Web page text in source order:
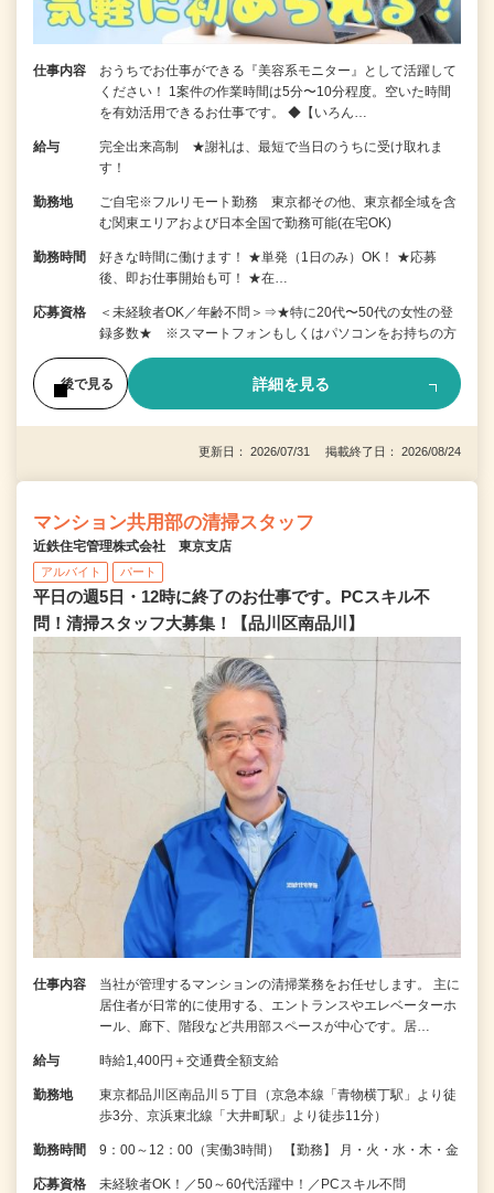
仕事内容
おうちでお仕事ができる『美容系モニター』として活躍して
ください！ 1案件の作業時間は5分〜10分程度。空いた時間
を有効活用できるお仕事です。 ◆【いろん…
給与
完全出来高制 ★謝礼は、最短で当日のうちに受け取れま
す！
勤務地
ご自宅※フルリモート勤務 東京都その他、東京都全域を含
む関東エリアおよび日本全国で勤務可能(在宅OK)
勤務時間
好きな時間に働けます！ ★単発（1日のみ）OK！ ★応募
後、即お仕事開始も可！ ★在…
応募資格
＜未経験者OK／年齢不問＞⇒★特に20代〜50代の女性の登
録多数★ ※スマートフォンもしくはパソコンをお持ちの方
後で見る 詳細を見る
更新日： 2026/07/31 掲載終了日： 2026/08/24
マンション共用部の清掃スタッフ
近鉄住宅管理株式会社 東京支店
アルバイト パート
平日の週5日・12時に終了のお仕事です。PCスキル不
問！清掃スタッフ大募集！【品川区南品川】
仕事内容
当社が管理するマンションの清掃業務をお任せします。 主に
居住者が日常的に使用する、エントランスやエレベーターホ
ール、廊下、階段など共用部スペースが中心です。居…
給与 時給1,400円＋交通費全額支給
勤務地
東京都品川区南品川５丁目（京急本線「青物横丁駅」より徒
歩3分、京浜東北線「大井町駅」より徒歩11分）
勤務時間 9：00～12：00（実働3時間） 【勤務】 月・火・水・木・金
応募資格 未経験者OK！／50～60代活躍中！／PCスキル不問